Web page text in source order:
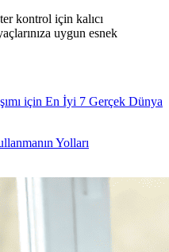
kontrol için kalıcı
uygun esnek
için En İyi 7 Gerçek Dünya
Yolları